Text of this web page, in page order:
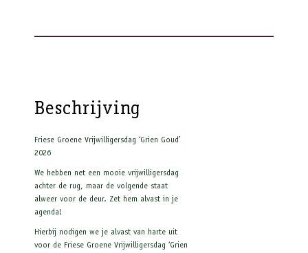
Beschrijving
Friese Groene Vrijwilligersdag ‘Grien Goud’
2026
We hebben net een mooie vrijwilligersdag
achter de rug, maar de volgende staat
alweer voor de deur. Zet hem alvast in je
agenda!
Hierbij nodigen we je alvast van harte uit
voor de Friese Groene Vrijwilligersdag ‘Grien